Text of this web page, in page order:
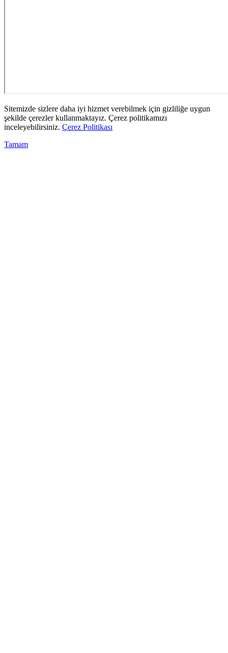
Sitemizde sizlere daha iyi hizmet verebilmek için gizliliğe uygun
şekilde çerezler kullanmaktayız. Çerez politikamızı
inceleyebilirsiniz. Çerez Politikası
Tamam